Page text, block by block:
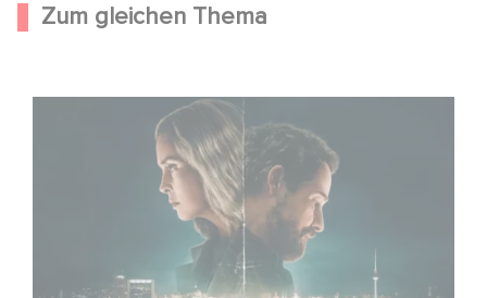
Zum gleichen Thema
Unfamiliar ist auf Platz 1 der Netflix Top 10 der nicht-
englischsprachigen Serien!